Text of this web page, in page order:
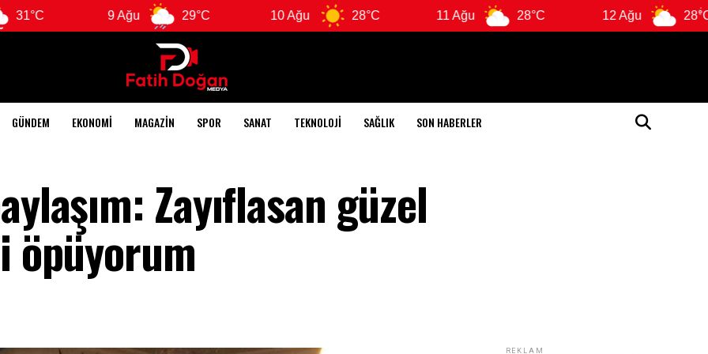
29°C 10 Ağu 28°C 11 Ağu 28°C 12 Ağu 28°C
GÜNDEM EKONOMI MAGAZIN SPOR SANAT TEKNOLOJI SAĞLIK SON HABERLER
Zayıflasan güzel
öpüyorum
REKLAM